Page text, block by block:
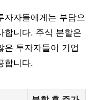
자자들에게는 부담으
합니다. 주식 분할은
은 투자자들이 기업
합니다.